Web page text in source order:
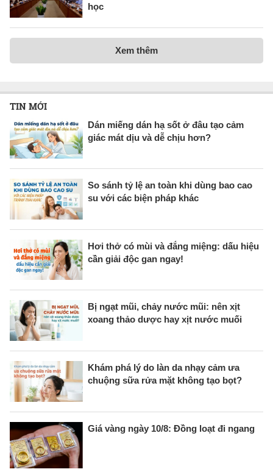
học
Xem thêm
TIN MỚI
Dán miếng dán hạ sốt ở đâu tạo cảm
giác mát dịu và dễ chịu hơn?
So sánh tỷ lệ an toàn khi dùng bao cao
su với các biện pháp khác
Hơi thở có mùi và đắng miệng: dấu hiệu
cần giải độc gan ngay!
Bị ngạt mũi, chảy nước mũi: nên xịt
xoang thảo dược hay xịt nước muối
Khám phá lý do làn da nhạy cảm ưa
chuộng sữa rửa mặt không tạo bọt?
Giá vàng ngày 10/8: Đồng loạt đi ngang